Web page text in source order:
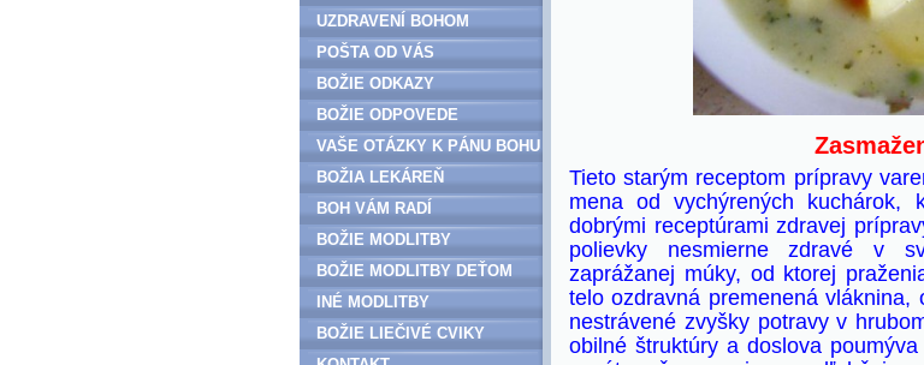
Tieto starým receptom prípravy
mena od vychýrených kuchárok,
dobrými receptúrami zdravej
polievky nesmierne zdravé v
zaprážanej múky, od ktorej
telo ozdravná premenená
nestrávené zvyšky potravy v
obilné štruktúry a doslova
UZDRAVENÍ BOHOM
POŠTA OD VÁS
BOŽIE ODKAZY
BOŽIE ODPOVEDE
VAŠE OTÁZKY K PÁNU BOHU
BOŽIA LEKÁREŇ
BOH VÁM RADÍ
BOŽIE MODLITBY
BOŽIE MODLITBY DEŤOM
INÉ MODLITBY
BOŽIE LIEČIVÉ CVIKY